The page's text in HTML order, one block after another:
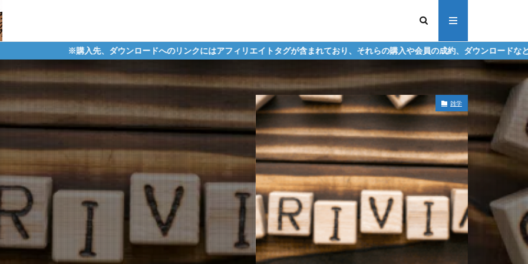
入先、ダウンロードへのリンクにはアフィリエイトタグが含まれており、それらの購入や会員の成約、ダウンロードなどからの収益化を行う
雑学